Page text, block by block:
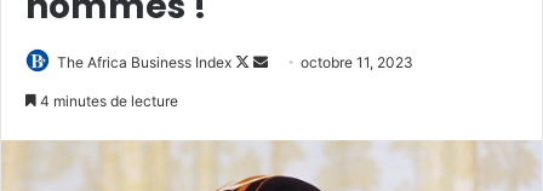
The Africa Business Index
Follow
Envoyeroctobre 11, 2023
4 minutes de lecture